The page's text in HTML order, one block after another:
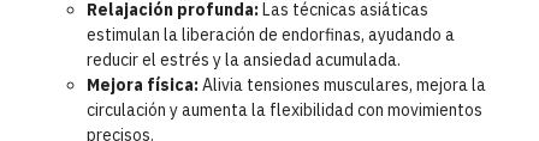
Relajación profunda:Las técnicas asiáticas
estimulan la liberación de endorfinas, ayudando a
reducir el estrés y la ansiedad acumulada.
Mejora física:Alivia tensiones musculares, mejora la
circulación y aumenta la flexibilidad con movimientos
precisos.